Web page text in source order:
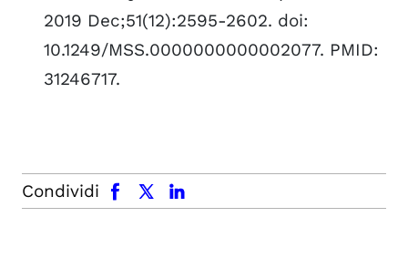
2019 Dec;51(12):2595-2602. doi:
10.1249/MSS.0000000000002077. PMID:
31246717.
Condividi
facebook x.com linkedin